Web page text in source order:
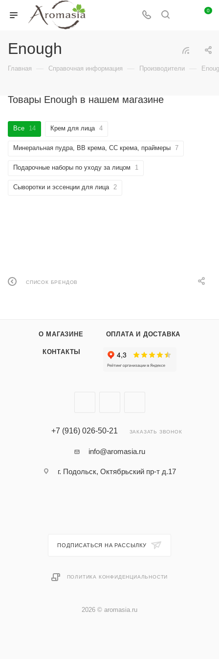
0
Enough
Главная — Справочная информация — Производители —
Товары Enough в нашем магазине
Все 14 Крем для лица 4
Минеральная пудра, BB крема, СС крема, праймеры 7
Подарочные наборы по уходу за лицом 1
Сыворотки и эссенции для лица 2
СПИСОК БРЕНДОВ
О МАГАЗИНЕ ОПЛАТА И ДОСТАВКА
КОНТАКТЫ
+7 (916) 026-50-21 ЗАКАЗАТЬ ЗВОНОК
info@aromasia.ru
г. Подольск, Октябрьский пр-т д.17
ПОДПИСАТЬСЯ НА РАССЫЛКУ
ПОЛИТИКА КОНФИДЕНЦИАЛЬНОСТИ
2026 © aromasia.ru